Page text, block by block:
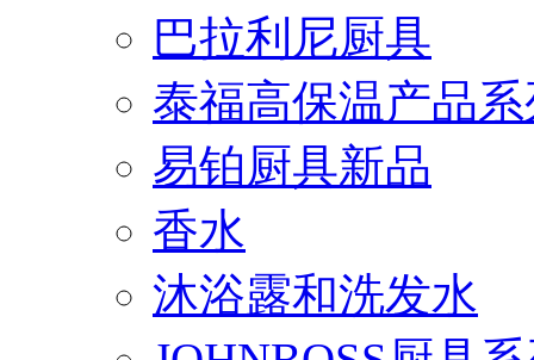
巴拉利尼厨具
泰福高保温产品
易铂厨具新品
香水
沐浴露和洗发水